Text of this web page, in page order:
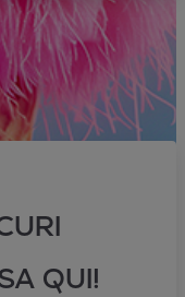
QUI!